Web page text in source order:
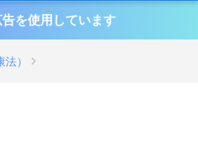
を使用しています
）